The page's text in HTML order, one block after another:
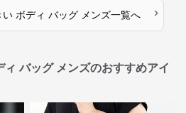
い ボディ バッグ メンズ一覧へ ›
バッグ メンズのおすすめアイ